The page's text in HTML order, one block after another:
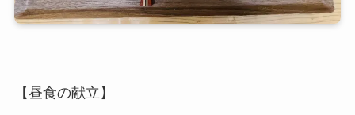
【昼食の献立】